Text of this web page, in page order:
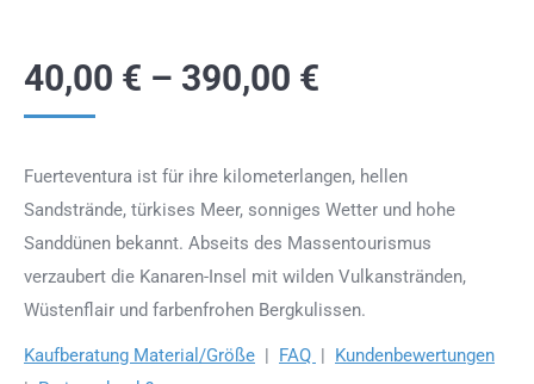
40,00 € – 390,00 €
Fuerteventura ist für ihre kilometerlangen, hellen
Sandstrände, türkises Meer, sonniges Wetter und hohe
Sanddünen bekannt. Abseits des Massentourismus
verzaubert die Kanaren-Insel mit wilden Vulkanstränden,
Wüstenflair und farbenfrohen Bergkulissen.
Kaufberatung Material/Größe | FAQ | Kundenbewertungen